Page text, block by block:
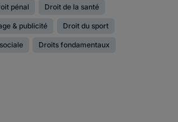
pénal Droit de la santé
& publicité Droit du sport
Droits fondamentaux